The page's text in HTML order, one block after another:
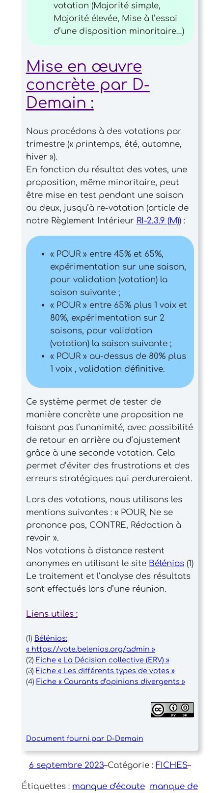
votation (Majorité simple,
Majorité élevée, Mise à l’essai
d’une disposition minoritaire…)
Mise en œuvre
concrète par D-
Demain :
Nous procédons à des votations par
trimestre (« printemps, été, automne,
hiver »).
En fonction du résultat des votes, une
proposition, même minoritaire, peut
être mise en test pendant une saison
ou deux, jusqu’à re-votation (article de
notre Règlement Intérieur RI-2.3.9 (M)) :
« POUR » entre 45% et 65%,
expérimentation sur une saison,
pour validation (votation) la
saison suivante ;
« POUR » entre 65% plus 1 voix et
80%, expérimentation sur 2
saisons, pour validation
(votation) la saison suivante ;
« POUR » au-dessus de 80% plus
1 voix , validation définitive.
Ce système permet de tester de
manière concrète une proposition ne
faisant pas l’unanimité, avec possibilité
de retour en arrière ou d’ajustement
grâce à une seconde votation. Cela
permet d’éviter des frustrations et des
erreurs stratégiques qui perdureraient.
Lors des votations, nous utilisons les
mentions suivantes : « POUR, Ne se
prononce pas, CONTRE, Rédaction à
revoir ».
Nos votations à distance restent
anonymes en utilisant le site Bélénios(1)
Le traitement et l’analyse des résultats
sont effectués lors d’une réunion.
Liens utiles :
(1) Bélénios:
« https://vote.belenios.org/admin »
(2) Fiche « La Décision collective (ERV) »
(3) Fiche « Les différents types de votes »
(4) Fiche « Courants d’opinions divergents »
Document fourni par D-Demain
6 septembre 2023–Catégorie : FICHES–
Étiquettes : manque d'écoute manque de